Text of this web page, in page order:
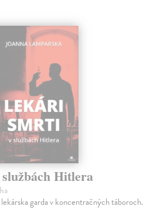
Hitlera
garda v koncentračných táboroch.